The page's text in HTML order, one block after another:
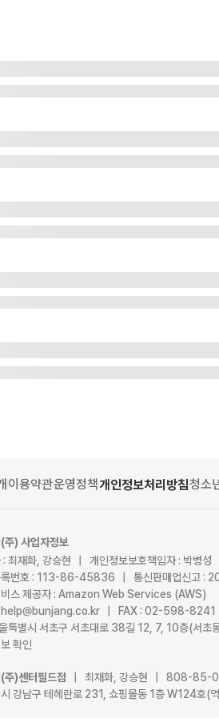
이용약관운영정책개인정보처리방침청소
주) 사업자정보
: 최재화, 강승현 | 개인정보보호책임자 : 박병성
록번호 : 113-86-45836 | 통신판매업신고 :
비스 제공자 : Amazon Web Services (AWS)
: help@bunjang.co.kr | FAX : 02-598-
특별시 서초구 서초대로 38길 12, 7, 10층(서초
확인
주)센터필드점
| 최재화, 강승현 | 808-85-
강남구 테헤란로 231, 쇼핑몰동 1층 W124호(